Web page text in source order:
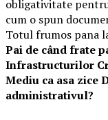
obligativitate
cum o spun
Totul frumos pana
Pai de când frate
Infrastructurilor
Mediu ca asa zice
administrativul?